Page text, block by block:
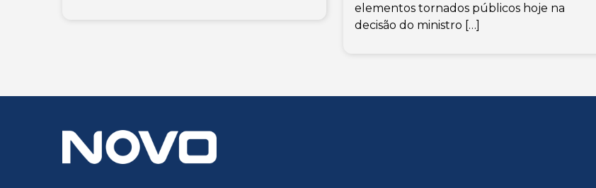
elementos tornados públicos hoje na
decisão do ministro […]